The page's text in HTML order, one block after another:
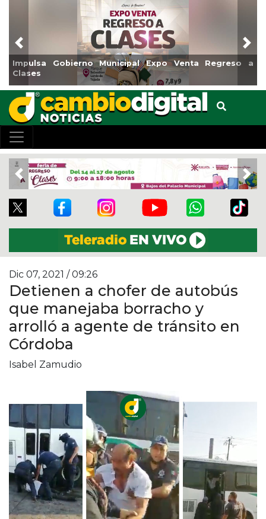
Impulsa Gobierno Municipal Expo Venta Regreso a
Clases
Previous
Previous
Dic 07, 2021 / 09:26
Detienen a chofer de autobús
que manejaba borracho y
arrolló a agente de tránsito en
Córdoba
Isabel Zamudio